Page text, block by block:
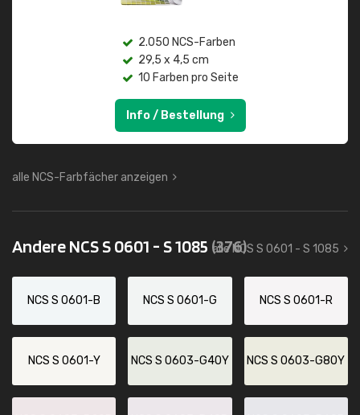
2.050 NCS-Farben
29,5 x 4,5 cm
10 Farben pro Seite
Info / Bestellung
alle NCS-Farbfächer anzeigen
Andere NCS S 0601 - S 1085 (376)
alle NCS S 0601 - S 1085
NCS S 0601-B NCS S 0601-G NCS S 0601-R
NCS S 0601-Y NCS S 0603-G40Y NCS S 0603-G80Y